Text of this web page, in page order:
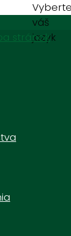
váš
jazyk
stránok